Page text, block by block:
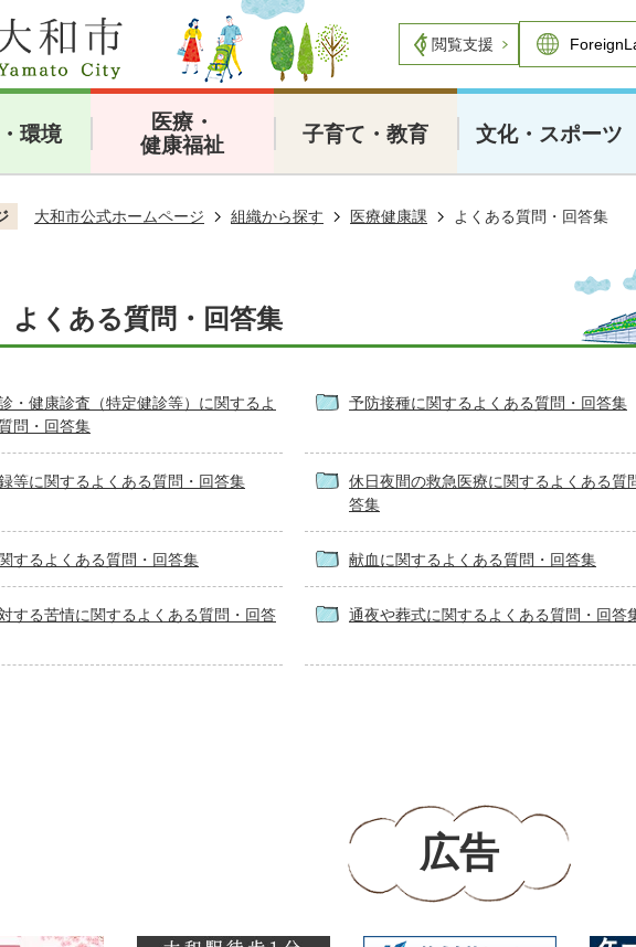
閲覧支援
環境
医療・
健康福祉
子育て・教育 文化・スポーツ
大和市公式ホームページ 組織から探す 医療健康課 よくある質問・回答集
よくある質問・回答集
・健康診査（特定健診等）に関するよ
問・回答集
予防接種に関するよくある質問・回答集
等に関するよくある質問・回答集
休日夜間の救急医療に関するよくある質
答集
するよくある質問・回答集 献血に関するよくある質問・回答集
する苦情に関するよくある質問・回答
通夜や葬式に関するよくある質問・回答
広告